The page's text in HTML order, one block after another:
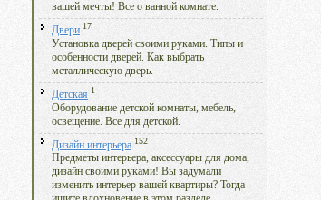
вашей мечты! Все о ванной комнате.
Двери 17
Установка дверей своими руками. Типы и
особенности дверей. Как выбрать
металлическую дверь.
Детская 1
Оборудование детской комнаты, мебель,
освещение. Все для детской.
Дизайн интерьера 152
Предметы интерьера, аксессуары для дома,
дизайн своими руками! Вы задумали
изменить интерьер вашей квартиры? Тогда